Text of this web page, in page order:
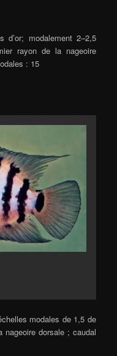
modalement 2–2,5
rayon de la nageoire
: 15
modales de 1,5 de
nageoire dorsale ; caudal